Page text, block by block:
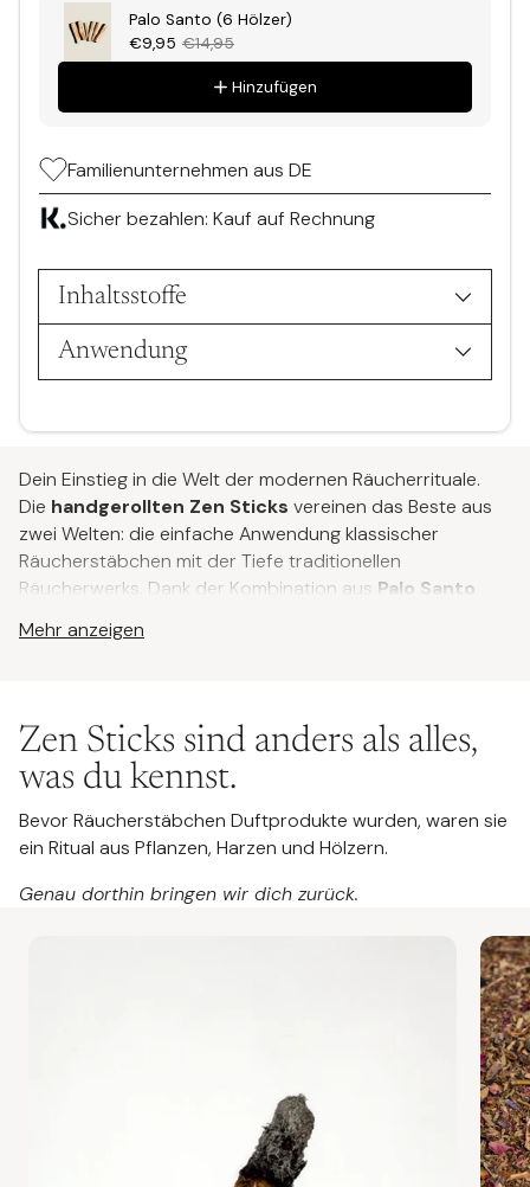
Familienunternehmen aus DE
Sicher bezahlen: Kauf auf Rechnung
Inhaltsstoffe
Anwendung
in
den
Warenkorb
legen
Dein Einstieg in die Welt der modernen Räucherrituale.
Die handgerollten Zen Sticks vereinen das Beste aus
zwei Welten: die einfache Anwendung klassischer
Räucherstäbchen mit der Tiefe traditionellen
Räucherwerks. Dank der Kombination aus Palo Santo
natürliches Aroma – ganz ohne synthetische Zusätze.
brauchst.
Building Dreams
Self
Loveoder eine unsererPure
Duftkomposition begleitet dich mitRuhe, Klarheit oder
Inspirationdurch deinen Alltag.
Ort zumDurchatmen, Ankommen und Sein. ✨
Mehr anzeigen
Zen Sticks sind anders als alles,
was du kennst.
Bevor Räucherstäbchen Duftprodukte wurden, waren sie
ein Ritual aus Pflanzen, Harzen und Hölzern.
Genau dorthin bringen wir dich zurück.